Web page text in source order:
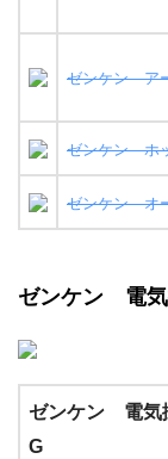
ゼンケン ア
ゼンケン ホ
ゼンケン オ
ゼンケン 電
ゼンケン 電気
G